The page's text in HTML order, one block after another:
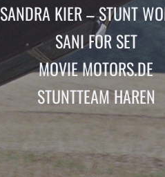
SANDRA KIER – STUNT
SANI FOR SET
MOVIE MOTORS.DE
STUNTTEAM HAREN